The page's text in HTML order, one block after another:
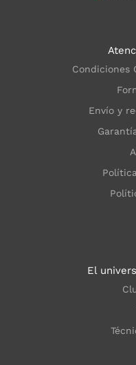
Condiciones
Envío y
El